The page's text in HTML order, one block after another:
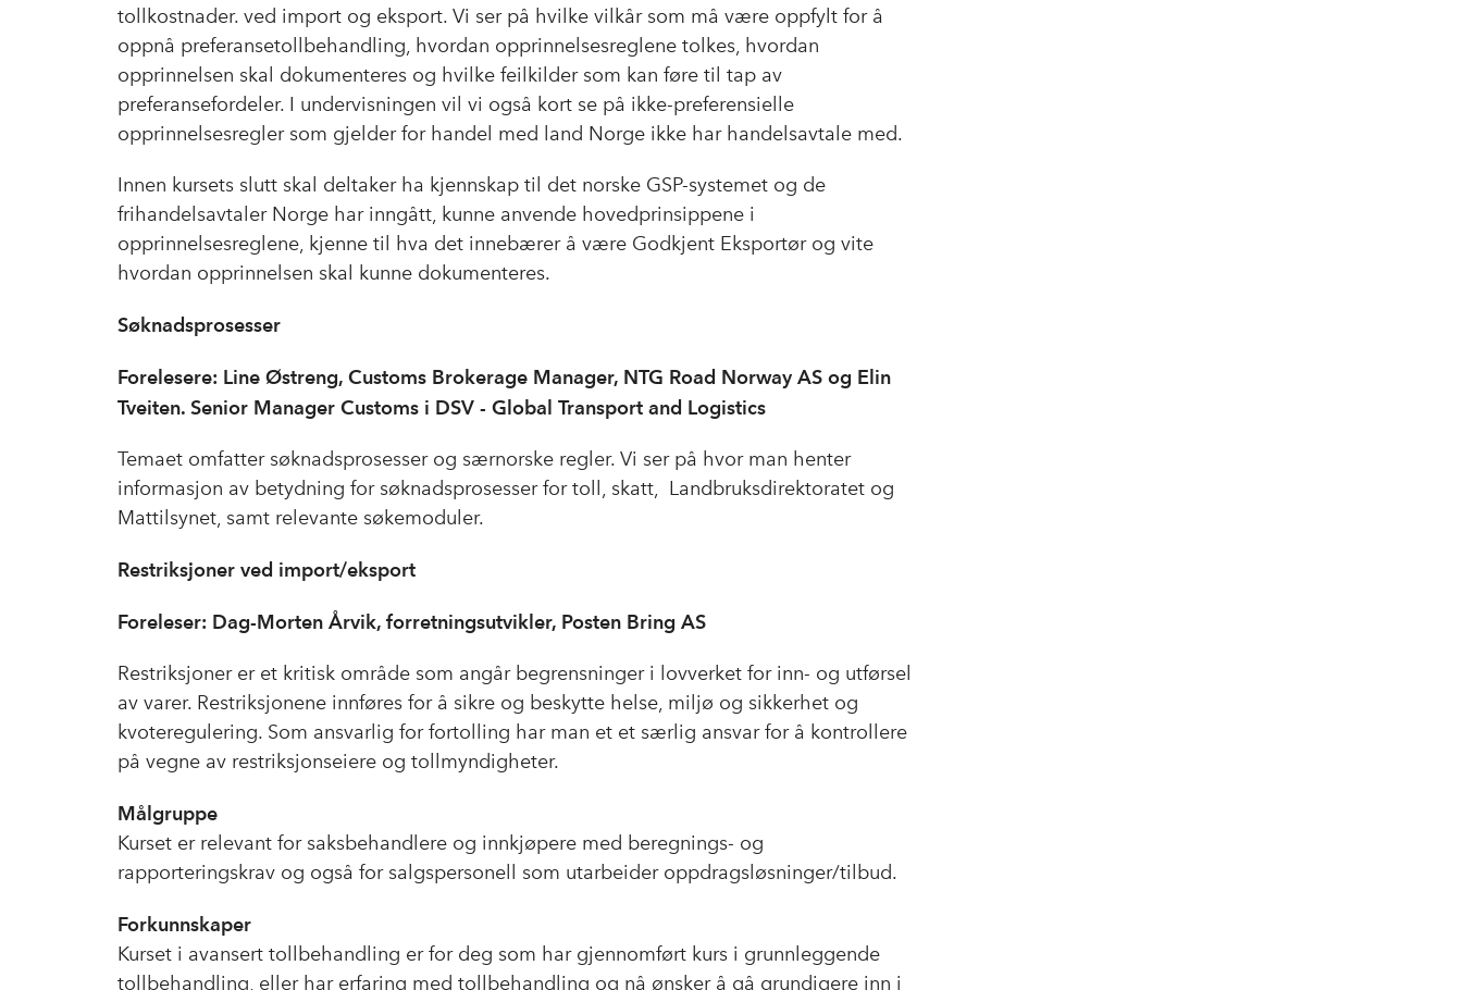
tollkostnader. ved import og eksport. Vi ser på hvilke vilkår som må være oppfylt for å
oppnå preferansetollbehandling, hvordan opprinnelsesreglene tolkes, hvordan
opprinnelsen skal dokumenteres og hvilke feilkilder som kan føre til tap av
preferansefordeler. I undervisningen vil vi også kort se på ikke-preferensielle
opprinnelsesregler som gjelder for handel med land Norge ikke har handelsavtale med.
Innen kursets slutt skal deltaker ha kjennskap til det norske GSP-systemet og de
frihandelsavtaler Norge har inngått, kunne anvende hovedprinsippene i
opprinnelsesreglene, kjenne til hva det innebærer å være Godkjent Eksportør og vite
hvordan opprinnelsen skal kunne dokumenteres.
Søknadsprosesser
Forelesere: Line Østreng, Customs Brokerage Manager, NTG Road Norway AS og Elin
Tveiten. Senior Manager Customs i DSV - Global Transport and Logistics
Temaet omfatter søknadsprosesser og særnorske regler. Vi ser på hvor man henter
informasjon av betydning for søknadsprosesser for toll, skatt, Landbruksdirektoratet og
Mattilsynet, samt relevante søkemoduler.
Restriksjoner ved import/eksport
Foreleser: Dag-Morten Årvik, forretningsutvikler, Posten Bring AS
Restriksjoner er et kritisk område som angår begrensninger i lovverket for inn- og utførsel
av varer. Restriksjonene innføres for å sikre og beskytte helse, miljø og sikkerhet og
kvoteregulering. Som ansvarlig for fortolling har man et et særlig ansvar for å kontrollere
på vegne av restriksjonseiere og tollmyndigheter.
Målgruppe
Kurset er relevant for saksbehandlere og innkjøpere med beregnings- og
rapporteringskrav og også for salgspersonell som utarbeider oppdragsløsninger/tilbud.
Forkunnskaper
Kurset i avansert tollbehandling er for deg som har gjennomført kurs i grunnleggende
tollbehandling, eller har erfaring med tollbehandling og nå ønsker å gå grundigere inn i